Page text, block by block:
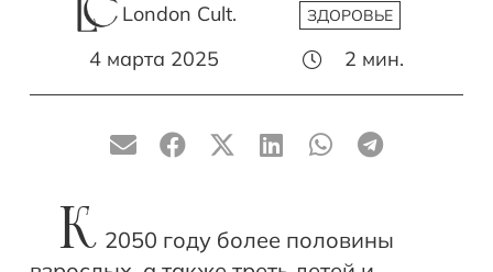
London Cult. ЗДОРОВЬЕ
4 марта 2025 2 мин.
К 2050 году более половины